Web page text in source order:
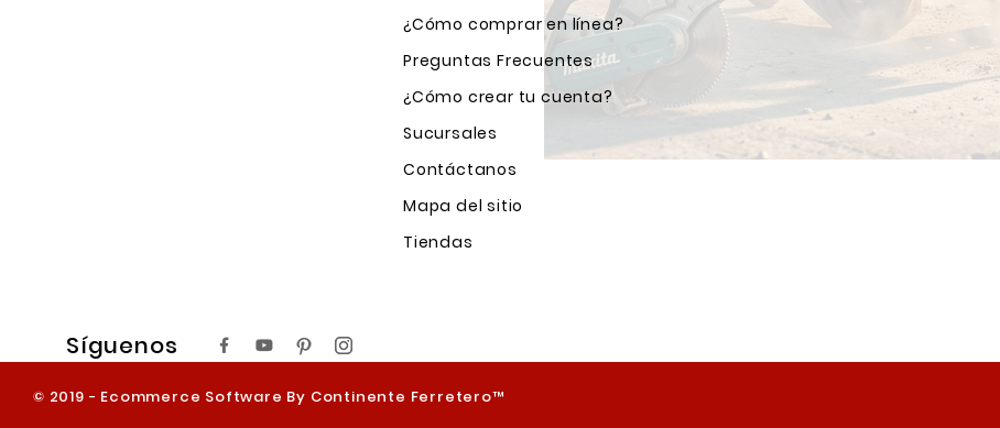
¿Cómo comprar en línea?
Preguntas Frecuentes
¿Cómo crear tu cuenta?
Sucursales
Contáctanos
Mapa del sitio
Tiendas
Síguenos
© 2019 - Ecommerce Software By Continente Ferretero™